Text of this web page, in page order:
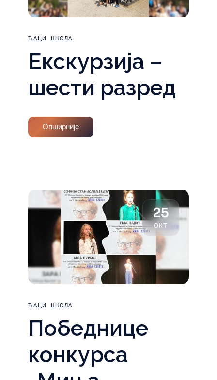
ЂАЦИ ШКОЛА
Екскурзија –
шести разред
Опширније
25
ОКТ
ЂАЦИ ШКОЛА
Победнице
конкурса